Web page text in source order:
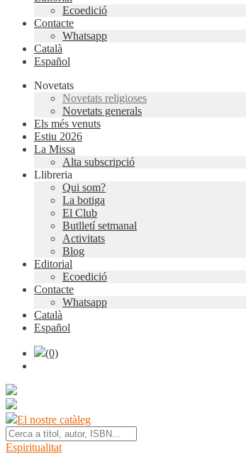
Ecoedició
Contacte
Whatsapp
Català
Español
Novetats
Novetats religioses
Novetats generals
Els més venuts
Estiu 2026
La Missa
Alta subscripció
Llibreria
Qui som?
La botiga
El Club
Butlletí setmanal
Activitats
Blog
Editorial
Ecoedició
Contacte
Whatsapp
Català
Español
(0)
El nostre catàleg
Espiritualitat